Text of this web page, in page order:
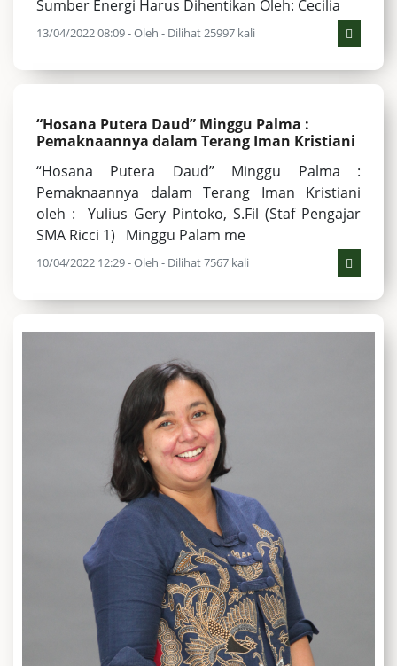
Sumber Energi Harus Dihentikan Oleh: Cecilia
13/04/2022 08:09 - Oleh - Dilihat 25997 kali
“Hosana Putera Daud” Minggu Palma :
Pemaknaannya dalam Terang Iman Kristiani
“Hosana Putera Daud” Minggu Palma :
Pemaknaannya dalam Terang Iman Kristiani
oleh : Yulius Gery Pintoko, S.Fil (Staf Pengajar
SMA Ricci 1) Minggu Palam me
10/04/2022 12:29 - Oleh - Dilihat 7567 kali